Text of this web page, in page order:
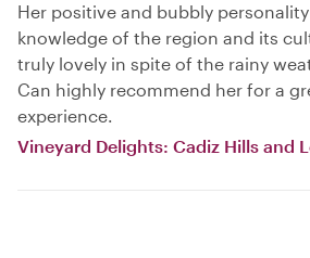
Her positive and bubbly
knowledge of the region and its
truly lovely in spite of the rainy
Can highly recommend her for a
experience.
Vineyard Delights: Cadiz Hills and